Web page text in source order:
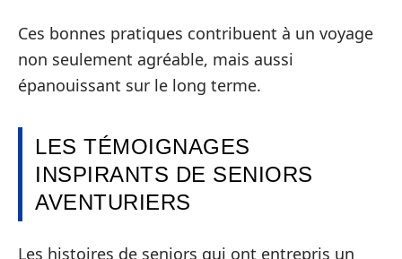
Ces bonnes pratiques contribuent à un voyage
non seulement agréable, mais aussi
épanouissant sur le long terme.
LES TÉMOIGNAGES
INSPIRANTS DE SENIORS
AVENTURIERS
Les histoires de seniors qui ont entrepris un